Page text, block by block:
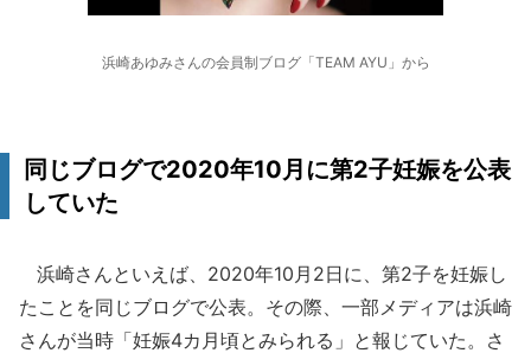
浜崎あゆみさんの会員制ブログ「TEAM AYU」から
同じブログで2020年10月に第2子妊娠を公表
していた
浜崎さんといえば、2020年10月2日に、第2子を妊娠し
たことを同じブログで公表。その際、一部メディアは浜崎
さんが当時「妊娠4カ月頃とみられる」と報じていた。さ